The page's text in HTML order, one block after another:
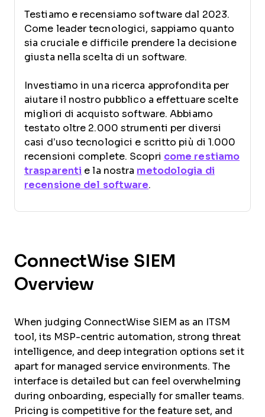
Testiamo e recensiamo software dal 2023.
Come leader tecnologici, sappiamo quanto
sia cruciale e difficile prendere la decisione
giusta nella scelta di un software.
Investiamo in una ricerca approfondita per
aiutare il nostro pubblico a effettuare scelte
migliori di acquisto software. Abbiamo
testato oltre 2.000 strumenti per diversi
casi d’uso tecnologici e scritto più di 1.000
recensioni complete. Scopri come restiamo
trasparenti e la nostra metodologia di
recensione del software.
ConnectWise SIEM
Overview
When judging ConnectWise SIEM as an ITSM
tool, its MSP-centric automation, strong threat
intelligence, and deep integration options set it
apart for managed service environments. The
interface is detailed but can feel overwhelming
during onboarding, especially for smaller teams.
Pricing is competitive for the feature set, and